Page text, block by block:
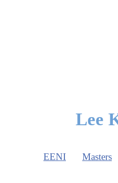
Lee
EENI Masters